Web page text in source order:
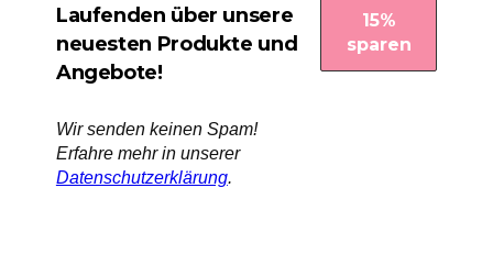
Laufenden über unsere
neuesten Produkte und
Angebote!
Wir senden keinen Spam!
Erfahre mehr in unserer
Datenschutzerklärung.